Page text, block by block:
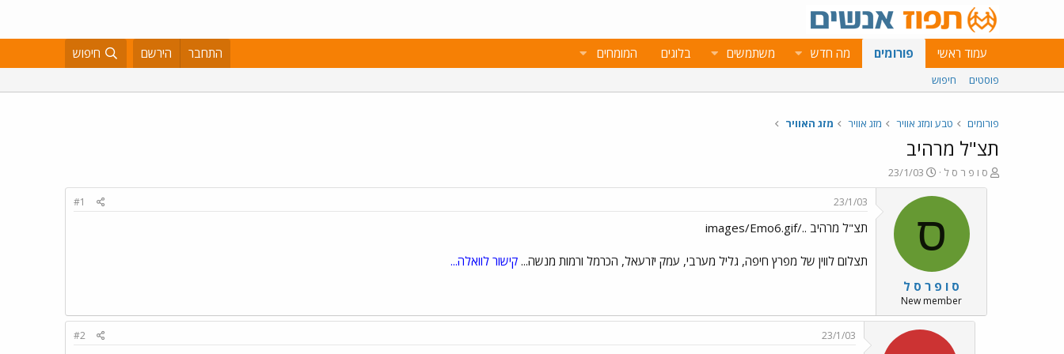
עמוד ראשי פורומים מה חדש משתמשים בלוגים המומחים התחבר הירשם חיפוש
פוסטים חיפוש
פורומים טבע ומזג אוויר מזג אוויר מזג האוויר
תצ"ל מרהיב
פ
ו
ס ו פ ר ס ל
פ
ו
ר
ם
ב
א
ר
י
ך
23/1/03
ס
ס ו פ ר ס ל
New member
23/1/03
#1
תצ"ל מרהיב ../images/Emo6.gif
תצלום לווין של מפרץ חיפה, גליל מערבי, עמק יזרעאל, הכרמל ורמות מנשה... קישור לוואלה...
23/1/03
#2